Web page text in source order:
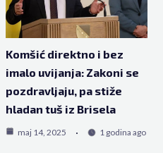
Komšić direktno i bez
imalo uvijanja: Zakoni se
pozdravljaju, pa stiže
hladan tuš iz Brisela
maj 14, 2025 1 godina ago